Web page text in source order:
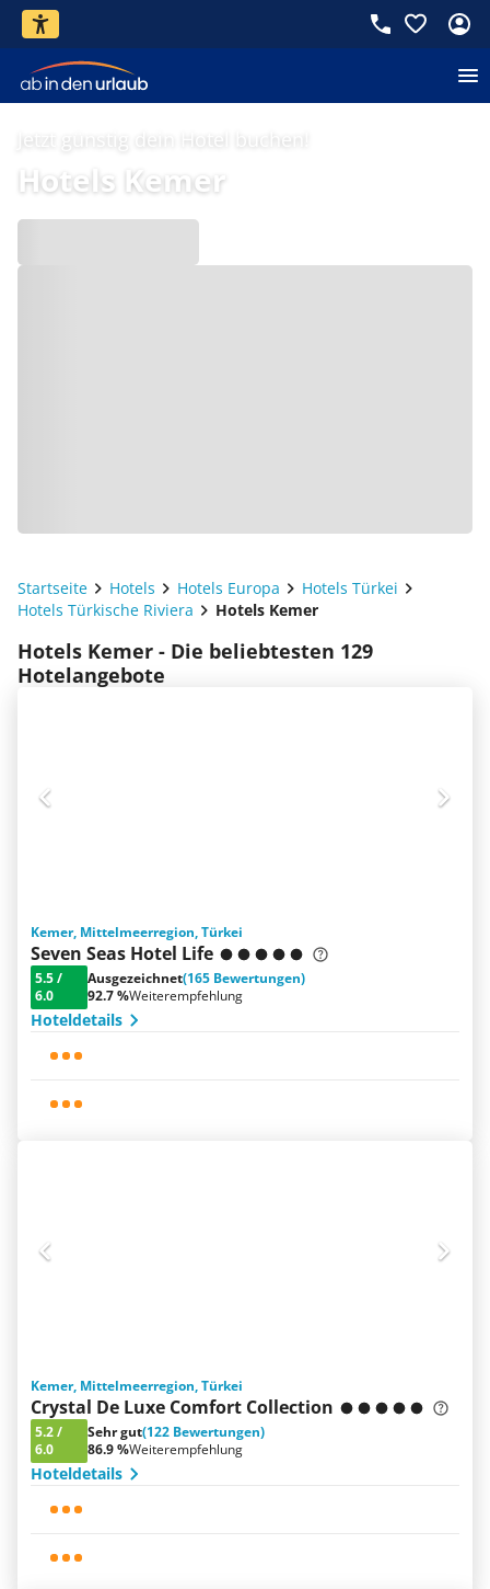
Jetzt günstig dein Hotel buchen!
Hotels Kemer
Startseite Hotels Hotels Europa
Hotels Türkei
Hotels Türkische Riviera
Hotels Kemer
Hotels Kemer - Die beliebtesten 129
Hotelangebote
Kemer, Mittelmeerregion, Türkei
Seven Seas Hotel Life
5.5/
6.0
Ausgezeichnet(165 Bewertungen)
92.7 %Weiterempfehlung
Hoteldetails
Kemer, Mittelmeerregion, Türkei
Crystal De Luxe Comfort Collection
5.2/
6.0
Sehr gut(122 Bewertungen)
86.9 %Weiterempfehlung
Hoteldetails